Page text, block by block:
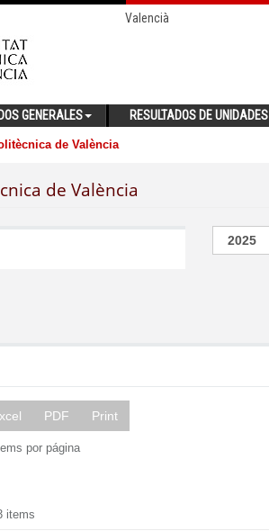
Valencià
GENERALES RESULTADOS DE UNIDADES
de València
de València
PDF Print
por página
items